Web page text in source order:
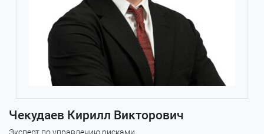
Чекудаев Кирилл Викторович